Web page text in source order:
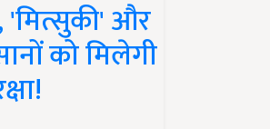
'मित्सुकी' और
को मिलेगी